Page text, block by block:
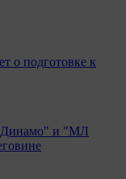
о подготовке к
"Динамо" и "МЛ